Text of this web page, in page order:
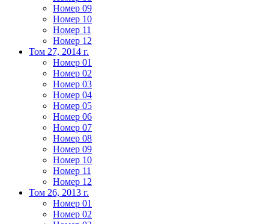
Номер 09
Номер 10
Номер 11
Номер 12
Том 27, 2014 г.
Номер 01
Номер 02
Номер 03
Номер 04
Номер 05
Номер 06
Номер 07
Номер 08
Номер 09
Номер 10
Номер 11
Номер 12
Том 26, 2013 г.
Номер 01
Номер 02